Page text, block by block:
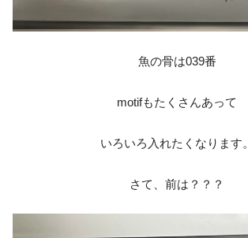
魚の骨は039番
motifもたくさんあって
いろいろ入れたくなります。
さて、前は？？？